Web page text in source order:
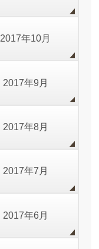
2017年10月
2017年9月
2017年8月
2017年7月
2017年6月